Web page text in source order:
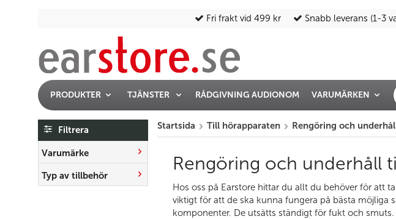
Fri frakt vid 499 kr Snabb leverans (1-3
PRODUKTER TJÄNSTER RÅDGIVNING AUDIONOM VARUMÄRKEN
Filtrera
Varumärke
Typ av tillbehör
Startsida Till hörapparaten Rengöring och
Rengöring och underhåll
Hos oss på Earstore hittar du allt du behöver för att
viktigt för att de ska kunna fungera på bästa möjliga
komponenter. De utsätts ständigt för fukt och